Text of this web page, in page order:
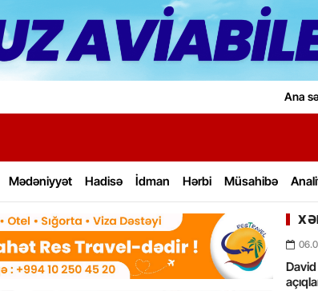
Ana
Mədəniyyət Hadisə İdman Hərbi Müsahibə